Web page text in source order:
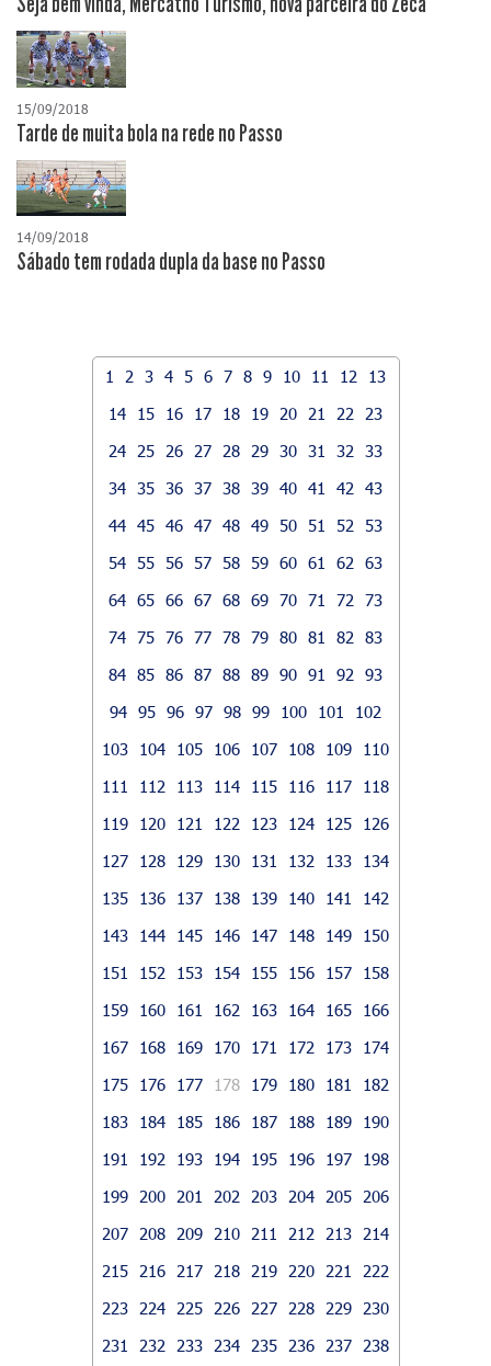
15/09/2018
Tarde de muita bola na rede no Passo
14/09/2018
Sábado tem rodada dupla da base no Passo
1 2 3 4 5 6 7 8 9 10 11 12
13
14
15 16 17 18 19 20 21 22
23
24
25 26 27 28 29 30 31 32
33
34 35 36 37 38 39 40 41 42
43
44 45 46 47 48 49 50 51 52
53
54 55 56 57 58 59 60 61 62
63
64 65 66 67 68 69 70 71 72
73
74 75 76 77 78 79 80 81 82
83
84 85 86 87 88 89 90 91 92
93
94 95 96 97 98 99 100 101
102
103
104 105 106 107 108 109
110
111
112 113 114 115 116 117
118
119
120 121 122 123 124 125
126
127
128 129 130 131 132 133
134
135
136 137 138 139 140 141
142
143
144 145 146 147 148 149
150
151
152 153 154 155 156 157
158
159
160 161 162 163 164 165
166
167
168 169 170 171 172 173
174
175
176 177 178 179 180 181
182
183
184 185 186 187 188 189
190
191
192 193 194 195 196 197
198
199
200 201 202 203 204 205
206
207
208 209 210 211 212 213
214
215
216 217 218 219 220 221
222
223
224 225 226 227 228 229
230
231
232 233 234 235 236 237
238